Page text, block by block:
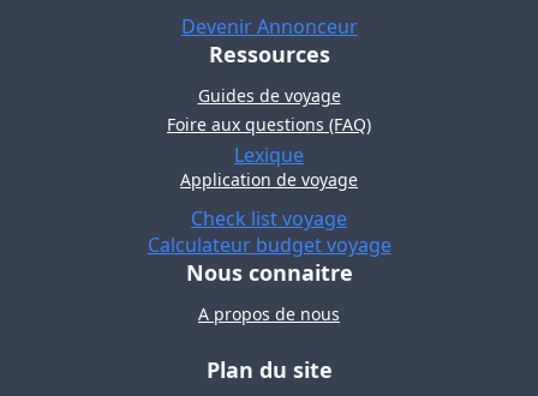
Devenir Annonceur
Ressources
Guides de voyage
Foire aux questions (FAQ)
Lexique
Application de voyage
Check list voyage
Calculateur budget voyage
Nous connaitre
A propos de nous
Plan du site